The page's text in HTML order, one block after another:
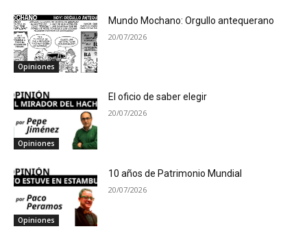
Opiniones
Mundo Mochano: Orgullo antequerano
20/07/2026
Opiniones
El oficio de saber elegir
20/07/2026
Opiniones
10 años de Patrimonio Mundial
20/07/2026